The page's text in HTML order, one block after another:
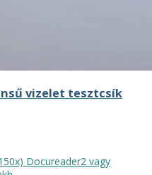
vizelet tesztcsík